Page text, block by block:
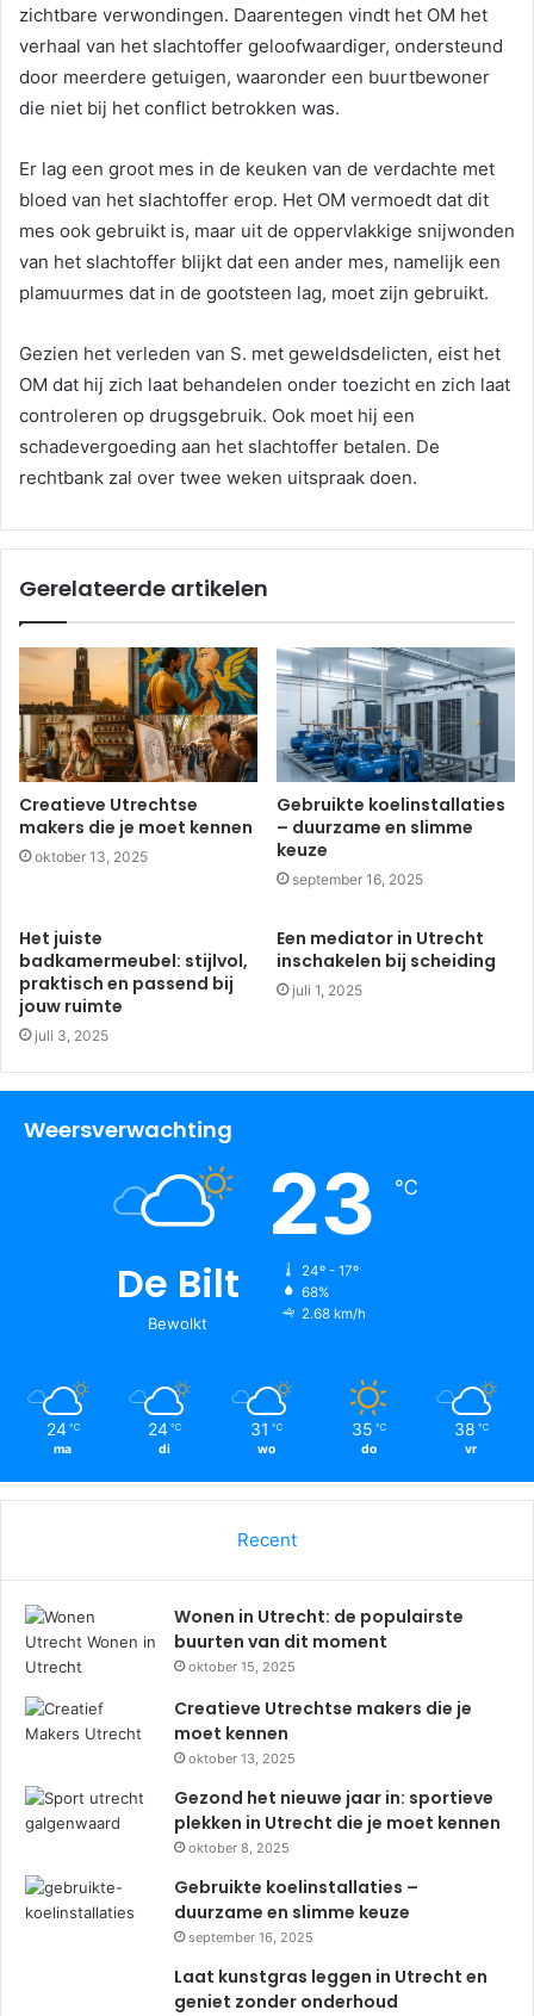
zichtbare verwondingen. Daarentegen vindt het OM het
verhaal van het slachtoffer geloofwaardiger, ondersteund
door meerdere getuigen, waaronder een buurtbewoner
die niet bij het conflict betrokken was.
Er lag een groot mes in de keuken van de verdachte met
bloed van het slachtoffer erop. Het OM vermoedt dat dit
mes ook gebruikt is, maar uit de oppervlakkige snijwonden
van het slachtoffer blijkt dat een ander mes, namelijk een
plamuurmes dat in de gootsteen lag, moet zijn gebruikt.
Gezien het verleden van S. met geweldsdelicten, eist het
OM dat hij zich laat behandelen onder toezicht en zich laat
controleren op drugsgebruik. Ook moet hij een
schadevergoeding aan het slachtoffer betalen. De
rechtbank zal over twee weken uitspraak doen.
Gerelateerde artikelen
Creatieve Utrechtse
makers die je moet kennen
oktober 13, 2025
Gebruikte koelinstallaties
– duurzame en slimme
keuze
september 16, 2025
Het juiste
badkamermeubel: stijlvol,
praktisch en passend bij
jouw ruimte
juli 3, 2025
Een mediator in Utrecht
inschakelen bij scheiding
juli 1, 2025
Weersverwachting
De Bilt
Bewolkt
23 ℃
24º - 17º
68%
2.68 km/h
24 ℃
ma
24 ℃
di
31 ℃
wo
35 ℃
do
38 ℃
vr
Recent
Wonen in Utrecht: de populairste
buurten van dit moment
oktober 15, 2025
Creatieve Utrechtse makers die je
moet kennen
oktober 13, 2025
Gezond het nieuwe jaar in: sportieve
plekken in Utrecht die je moet kennen
oktober 8, 2025
Gebruikte koelinstallaties –
duurzame en slimme keuze
september 16, 2025
Laat kunstgras leggen in Utrecht en
geniet zonder onderhoud